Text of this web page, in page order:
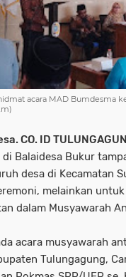
acara MAD Bumdesma
CO. ID
di Balaidesa Bukur
desa di Kecamatan
melainkan
dalam Musyawarah
acara musyawarah
Tulungagung,